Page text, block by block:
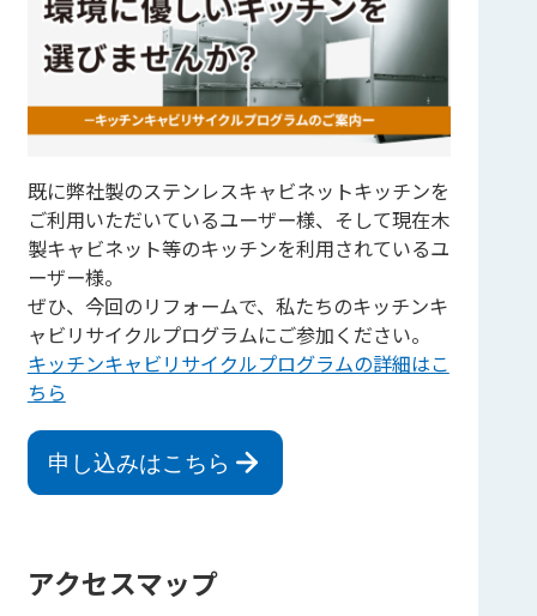
既に弊社製のステンレスキャビネットキッチンを
ご利用いただいているユーザー様、そして現在木
製キャビネット等のキッチンを利用されているユ
ーザー様。
ぜひ、今回のリフォームで、私たちのキッチンキ
ャビリサイクルプログラムにご参加ください。
キッチンキャビリサイクルプログラムの詳細はこ
ちら
申し込みはこちら
アクセスマップ